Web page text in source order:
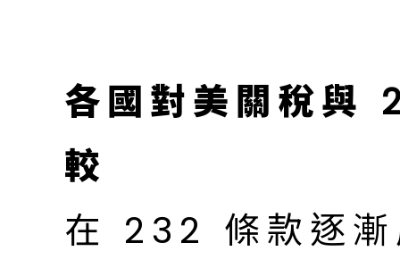
各國對美關稅與
較
在 232 條款逐